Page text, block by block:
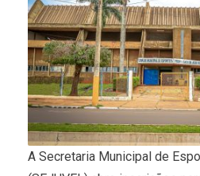
A Secretaria Municipal de